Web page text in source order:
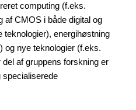
computing (f.eks.
af CMOS i både digital og
energihøstning
og nye teknologier (f.eks.
af gruppens forskning er
specialiserede